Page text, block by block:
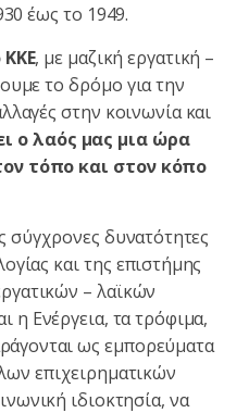
έως το 1949.
, με μαζική εργατική –
το δρόμο για την
στην κοινωνία και
ο λαός μας μια ώρα
τόπο και στον κόπο
σύγχρονες δυνατότητες
και της επιστήμης
– λαϊκών
η Ενέργεια, τα τρόφιμα,
ως εμπορεύματα
επιχειρηματικών
ιδιοκτησία, να